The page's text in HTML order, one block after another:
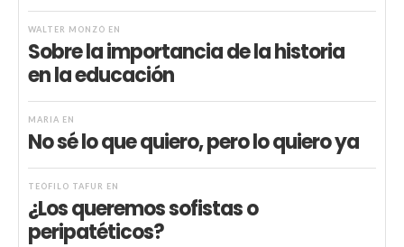
WALTER MONZÓ EN
Sobre la importancia de la historia
en la educación
MARIA EN
No sé lo que quiero, pero lo quiero ya
TEÓFILO TAFUR EN
¿Los queremos sofistas o
peripatéticos?